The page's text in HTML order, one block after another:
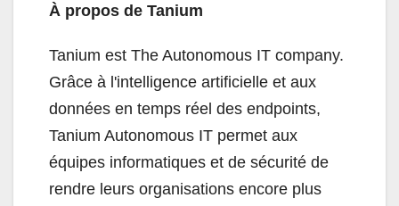
À propos de Tanium
Tanium est The Autonomous IT company.
Grâce à l'intelligence artificielle et aux
données en temps réel des endpoints,
Tanium Autonomous IT permet aux
équipes informatiques et de sécurité de
rendre leurs organisations encore plus